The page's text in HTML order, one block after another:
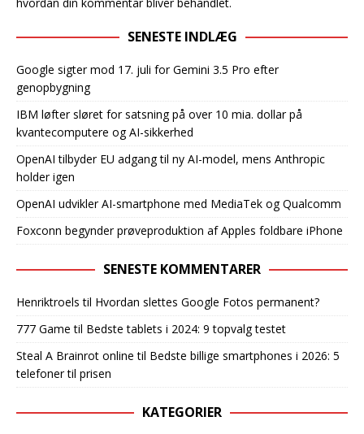
SENESTE INDLÆG
Google sigter mod 17. juli for Gemini 3.5 Pro efter
genopbygning
IBM løfter sløret for satsning på over 10 mia. dollar på
kvantecomputere og AI-sikkerhed
OpenAI tilbyder EU adgang til ny AI-model, mens Anthropic
holder igen
OpenAI udvikler AI-smartphone med MediaTek og Qualcomm
Foxconn begynder prøveproduktion af Apples foldbare iPhone
SENESTE KOMMENTARER
Henriktroels til Hvordan slettes Google Fotos permanent?
777 Game til Bedste tablets i 2024: 9 topvalg testet
Steal A Brainrot online til Bedste billige smartphones i 2026: 5
telefoner til prisen
KATEGORIER